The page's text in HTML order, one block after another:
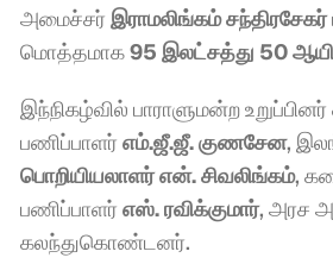
அமைச்சர் இராமலிங்கம் சந்திரசேகர்
மொத்தமாக 95 இலட்சத்து 50
இந்நிகழ்வில் பாராளுமன்ற உறுப்பினர்
பணிப்பாளர் எம்.ஜீ.ஜீ. குணசேன
பொறியியலாளர் என். சிவலிங்கம்,
பணிப்பாளர் எஸ். ரவிக்குமார், அரச
கலந்துகொண்டனர்.